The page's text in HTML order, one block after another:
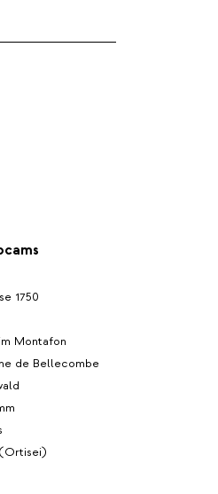
1750
Montafon
de Bellecombe